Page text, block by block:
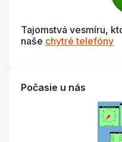
Tajomstvá vesmíru,
naše chytré telefóny
Počasie u nás